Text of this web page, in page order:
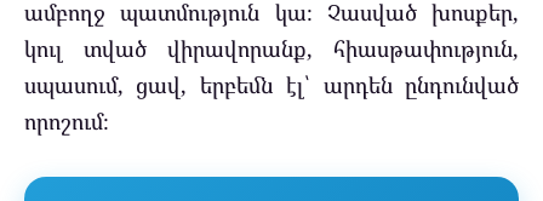
ամբողջ պատմություն կա։ Չասված խոսքեր,
կուլ տված վիրավորանք, հիասթափություն,
սպասում, ցավ, երբեմն էլ՝ արդեն ընդունված
որոշում։